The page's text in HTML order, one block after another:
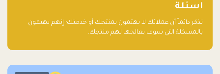
اسئلة
تذكر دائماً أن عملائك لا يهتمون بمنتجك أو خدمتك؛ إنهم يهتمون
بالمشكلة التي سوف يعالجها لهم منتجك.